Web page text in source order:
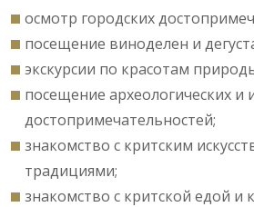
осмотр городских
посещение виноделен и
экскурсии по красотам
посещение археологических и
достопримечательностей;
знакомство с критским
традициями;
знакомство с критской едой и